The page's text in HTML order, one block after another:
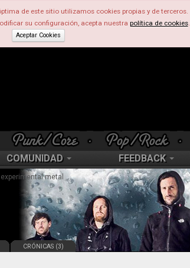
de este sitio utilizamos cookies propias y de terceros.
su configuración, acepta nuestra política de cookies.
Aceptar Cookies
COMUNIDAD FEEDBACK
metal
CRÓNICAS (3)